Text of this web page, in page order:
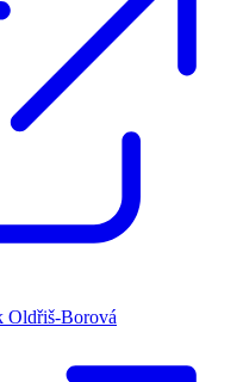
Oldřiš-Borová